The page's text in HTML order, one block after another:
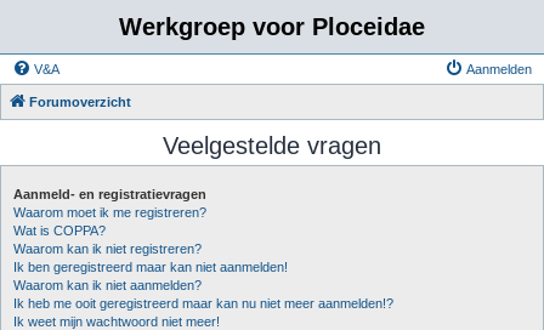
Werkgroep voor Ploceidae
V&A Aanmelden
Forumoverzicht
Veelgestelde vragen
Aanmeld- en registratievragen
Waarom moet ik me registreren?
Wat is COPPA?
Waarom kan ik niet registreren?
Ik ben geregistreerd maar kan niet aanmelden!
Waarom kan ik niet aanmelden?
Ik heb me ooit geregistreerd maar kan nu niet meer aanmelden!?
Ik weet mijn wachtwoord niet meer!